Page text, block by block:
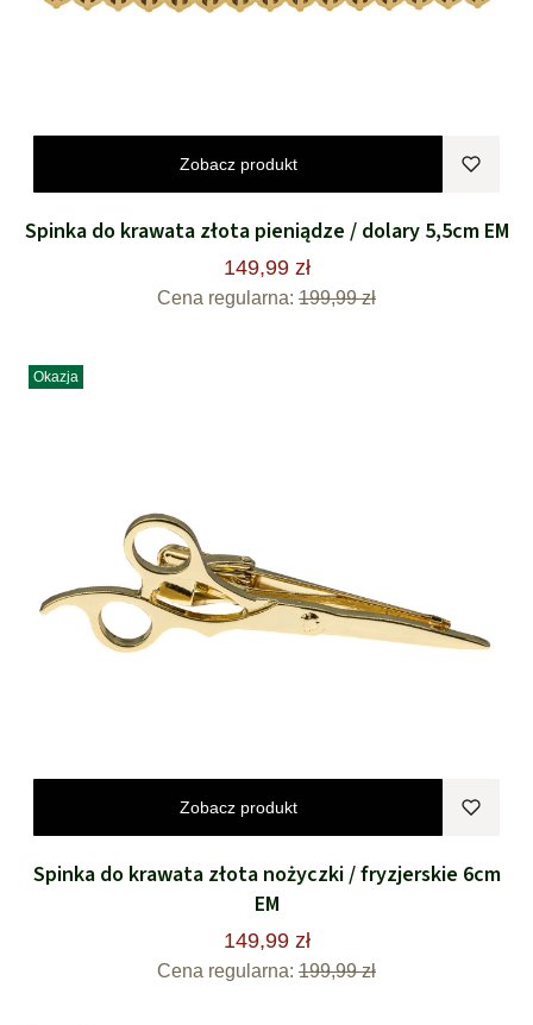
Zobacz produkt
Spinka do krawata złota pieniądze / dolary 5,5cm EM
149,99 zł
Cena regularna: 199,99 zł
Okazja
Zobacz produkt
Spinka do krawata złota nożyczki / fryzjerskie 6cm
EM
149,99 zł
Cena regularna: 199,99 zł